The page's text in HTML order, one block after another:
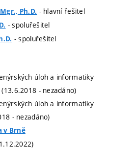
Ph.D. - hlavní řešitel
- spoluřešitel
- spoluřešitel
úloh a informatiky
- nezadáno)
úloh a informatiky
- nezadáno)
v Brně